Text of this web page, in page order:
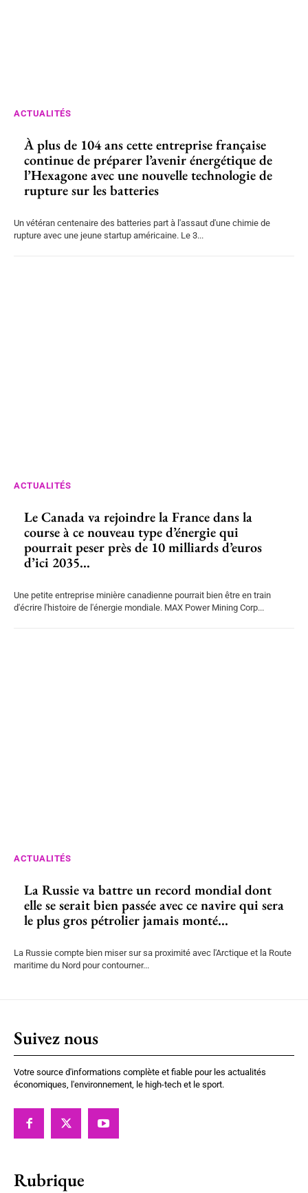
ACTUALITÉS
À plus de 104 ans cette entreprise française
continue de préparer l’avenir énergétique de
l’Hexagone avec une nouvelle technologie de
rupture sur les batteries
Un vétéran centenaire des batteries part à l'assaut d'une chimie de
rupture avec une jeune startup américaine. Le 3...
ACTUALITÉS
Le Canada va rejoindre la France dans la
course à ce nouveau type d’énergie qui
pourrait peser près de 10 milliards d’euros
d’ici 2035...
Une petite entreprise minière canadienne pourrait bien être en train
d'écrire l'histoire de l'énergie mondiale. MAX Power Mining Corp...
ACTUALITÉS
La Russie va battre un record mondial dont
elle se serait bien passée avec ce navire qui sera
le plus gros pétrolier jamais monté...
La Russie compte bien miser sur sa proximité avec l'Arctique et la Route
maritime du Nord pour contourner...
Suivez nous
Votre source d'informations complète et fiable pour les actualités
économiques, l'environnement, le high-tech et le sport.
Rubrique